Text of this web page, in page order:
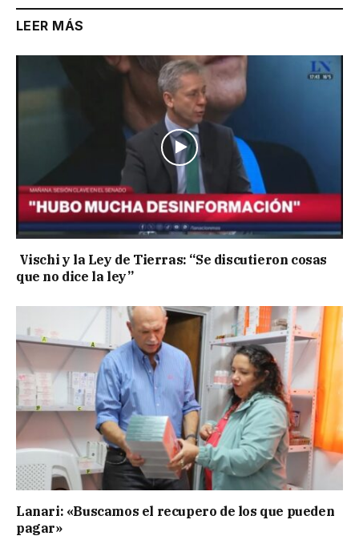
LEER MÁS
Vischi y la Ley de Tierras: “Se discutieron cosas
que no dice la ley”
Lanari: «Buscamos el recupero de los que pueden
pagar»